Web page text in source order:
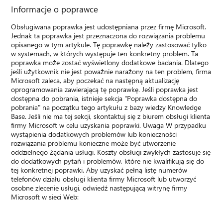
Informacje o poprawce
Obsługiwana poprawka jest udostępniana przez firmę Microsoft.
Jednak ta poprawka jest przeznaczona do rozwiązania problemu
opisanego w tym artykule. Tę poprawkę należy zastosować tylko
w systemach, w których występuje ten konkretny problem. Ta
poprawka może zostać wyświetlony dodatkowe badania. Dlatego
jeśli użytkownik nie jest poważnie narażony na ten problem, firma
Microsoft zaleca, aby poczekać na następną aktualizację
oprogramowania zawierającą tę poprawkę. Jeśli poprawka jest
dostępna do pobrania, istnieje sekcja "Poprawka dostępna do
pobrania" na początku tego artykułu z bazy wiedzy Knowledge
Base. Jeśli nie ma tej sekcji, skontaktuj się z biurem obsługi klienta
firmy Microsoft w celu uzyskania poprawki. Uwaga W przypadku
wystąpienia dodatkowych problemów lub konieczności
rozwiązania problemu konieczne może być utworzenie
oddzielnego żądania usługi. Koszty obsługi zwykłych zastosuje się
do dodatkowych pytań i problemów, które nie kwalifikują się do
tej konkretnej poprawki. Aby uzyskać pełną listę numerów
telefonów działu obsługi klienta firmy Microsoft lub utworzyć
osobne zlecenie usługi, odwiedź następującą witrynę firmy
Microsoft w sieci Web: